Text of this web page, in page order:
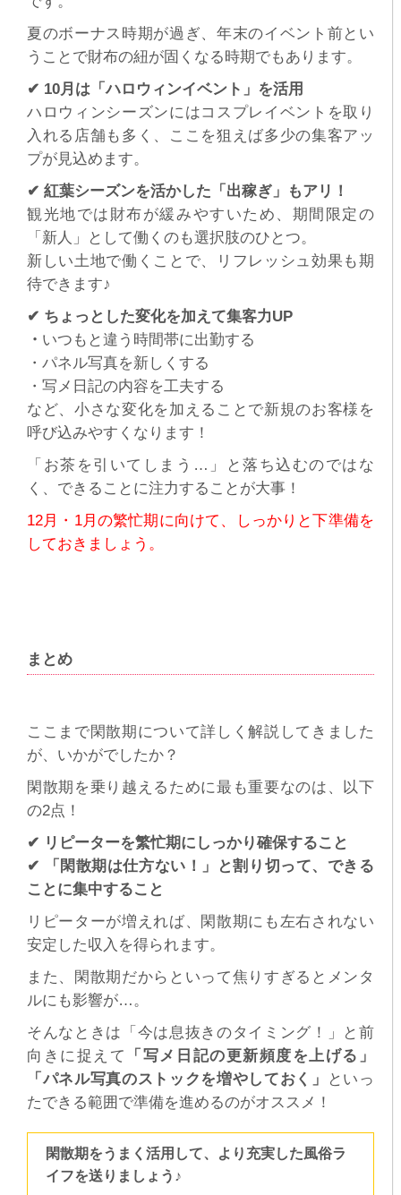
夏のボーナス時期が過ぎ、年末のイベント前とい
うことで財布の紐が固くなる時期でもあります。
✔ 10月は「ハロウィンイベント」を活用
ハロウィンシーズンにはコスプレイベントを取り
入れる店舗も多く、ここを狙えば多少の集客アッ
プが見込めます。
✔ 紅葉シーズンを活かした「出稼ぎ」もアリ！
観光地では財布が緩みやすいため、期間限定の
「新人」として働くのも選択肢のひとつ。
新しい土地で働くことで、リフレッシュ効果も期
待できます♪
✔ ちょっとした変化を加えて集客力UP
・ いつもと違う時間帯に出勤する
・パネル写真を新しくする
・写メ日記の内容を工夫する
など、小さな変化を加えることで新規のお客様を
呼び込みやすくなります！
「お茶を引いてしまう…」と落ち込むのではな
く、できることに注力することが大事！
12月・1月の繁忙期に向けて、しっかりと下準備を
しておきましょう。
まとめ
ここまで閑散期について詳しく解説してきました
が、いかがでしたか？
閑散期を乗り越えるために最も重要なのは、以下
の2点！
✔ リピーターを繁忙期にしっかり確保すること
✔ 「閑散期は仕方ない！」と割り切って、できる
ことに集中すること
リピーターが増えれば、閑散期にも左右されない
安定した収入を得られます。
また、閑散期だからといって焦りすぎるとメンタ
ルにも影響が…。
そんなときは「今は息抜きのタイミング！」と前
向きに捉えて
「写メ日記の更新頻度を上げる」
「パネル写真のストックを増やしておく」
といっ
たできる範囲で準備を進めるのがオススメ！
閑散期をうまく活用して、より充実した風俗ラ
イフを送りましょう♪